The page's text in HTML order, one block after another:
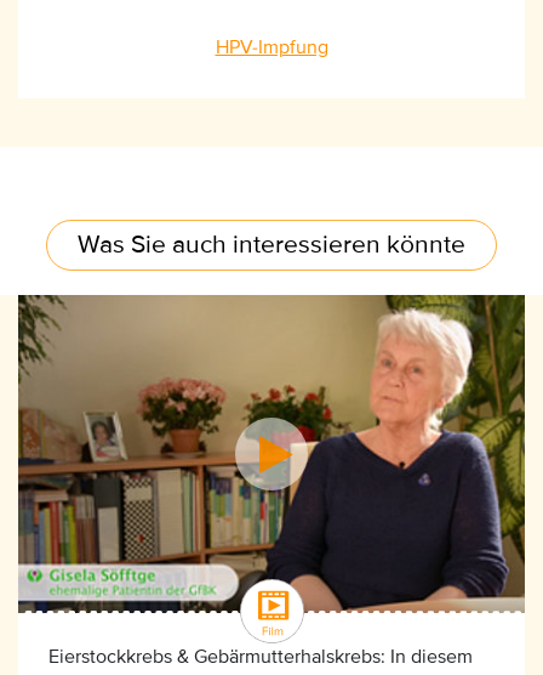
HPV-Impfung
Was Sie auch interessieren könnte
Eierstockkrebs & Gebärmutterhalskrebs: In diesem